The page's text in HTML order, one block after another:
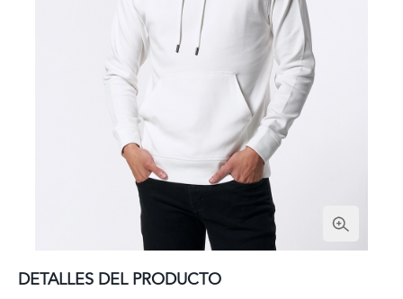
DETALLES DEL PRODUCTO